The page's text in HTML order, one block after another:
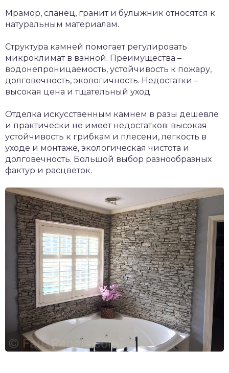
Мрамор, сланец, гранит и булыжник относятся к
натуральным материалам.
Структура камней помогает регулировать
микроклимат в ванной. Преимущества –
водонепроницаемость, устойчивость к пожару,
долговечность, экологичность. Недостатки –
высокая цена и тщательный уход
Отделка искусственным камнем в разы дешевле
и практически не имеет недостатков: высокая
устойчивость к грибкам и плесени, легкость в
уходе и монтаже, экологическая чистота и
долговечность. Большой выбор разнообразных
фактур и расцветок.